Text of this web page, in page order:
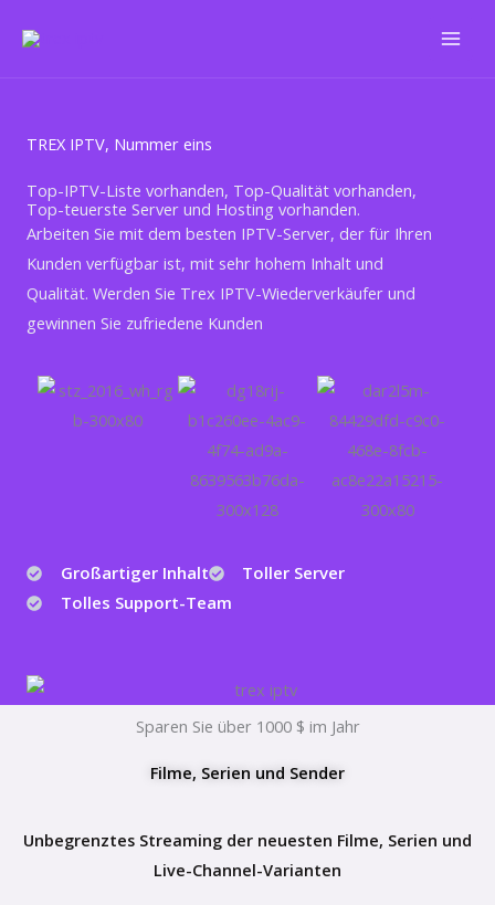
Inhalt
TREX IPTV, Nummer eins
Top-IPTV-Liste vorhanden, Top-Qualität vorhanden,
Top-teuerste Server und Hosting vorhanden.
Arbeiten Sie mit dem besten IPTV-Server, der für Ihren
Kunden verfügbar ist, mit sehr hohem Inhalt und
Qualität. Werden Sie Trex IPTV-Wiederverkäufer und
gewinnen Sie zufriedene Kunden
Großartiger Inhalt
Toller Server
Tolles Support-Team
Sparen Sie über 1000 $ im Jahr
Filme, Serien und Sender
Unbegrenztes Streaming der neuesten Filme, Serien und
Live-Channel-Varianten